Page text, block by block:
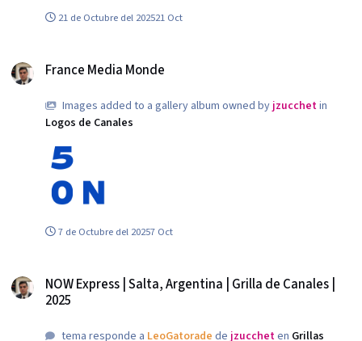
21 de Octubre del 202521 Oct
France Media Monde
Images added to a gallery album owned byjzucchetin
Logos de Canales
TV5Monde.png
7 de Octubre del 20257 Oct
NOW Express | Salta, Argentina | Grilla de Canales |
2025
tema responde a LeoGatorade dejzuccheten Grillas